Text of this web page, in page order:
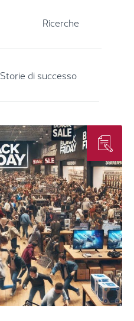
Ricerche
Storie di successo